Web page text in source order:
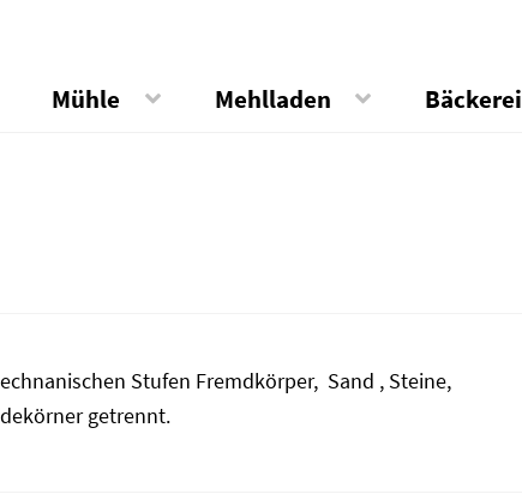
Mühle Mehlladen Bäckerei
Stufen Fremdkörper, Sand , Steine,
getrennt.